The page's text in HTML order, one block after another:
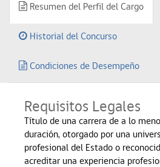
Resumen del Perfil del Cargo
Historial del Concurso
Condiciones de Desempeño
Requisitos Legales
Título de una carrera de a lo
duración, otorgado por una
profesional del Estado o
acreditar una experiencia